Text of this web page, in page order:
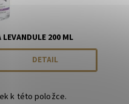
200 ML
DETAIL
k této položce.